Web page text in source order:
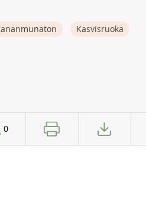
Kasvisruoka
0